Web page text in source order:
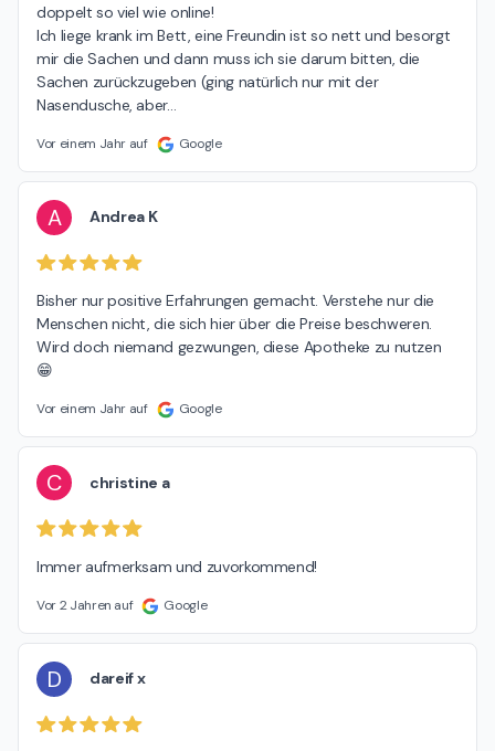
doppelt so viel wie online!
Ich liege krank im Bett, eine Freundin ist so nett und besorgt
mir die Sachen und dann muss ich sie darum bitten, die
Sachen zurückzugeben (ging natürlich nur mit der
Nasendusche, aber…
Vor einem Jahr auf Google
A Andrea K
Bisher nur positive Erfahrungen gemacht. Verstehe nur die
Menschen nicht, die sich hier über die Preise beschweren.
Wird doch niemand gezwungen, diese Apotheke zu nutzen
😁
Vor einem Jahr auf Google
C christine a
Immer aufmerksam und zuvorkommend!
Vor 2 Jahren auf Google
D dareif x